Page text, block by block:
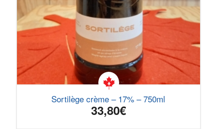
Sortilège crème – 17% – 750ml
33,80€